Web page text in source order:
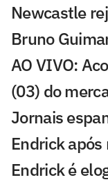
Newcastle
Bruno
AO VIVO:
(03) do
Jornais
Endrick
Endrick é